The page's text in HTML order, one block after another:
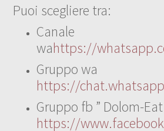
Puoi scegliere tra:
Canale
wahttps://
Gruppo wa
https://
Gruppo fb ” Dolom-
https://